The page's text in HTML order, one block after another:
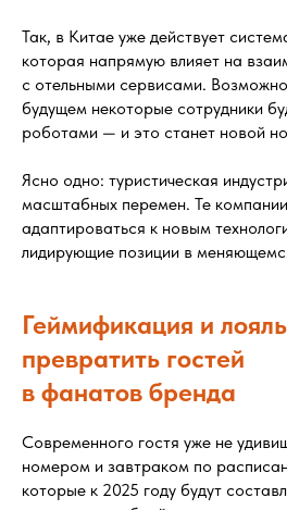
Так, в Китае уже действует
которая напрямую влияет на
с отельными сервисами.
будущем некоторые сотрудники
роботами — и это станет новой
Ясно одно: туристическая
масштабных перемен. Те
адаптироваться к новым
лидирующие позиции в
Геймификация и
превратить гостей
в фанатов бренда
Современного гостя уже не
номером и завтраком по
которые к 2025 году будут